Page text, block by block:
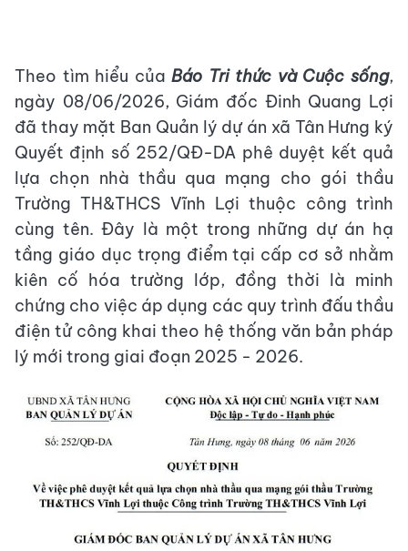
Theo tìm hiểu củaBáo Tri thức và Cuộc sống,
ngày 08/06/2026, Giám đốc Đinh Quang Lợi
đã thay mặt Ban Quản lý dự án xã Tân Hưng ký
Quyết định số 252/QĐ-DA phê duyệt kết quả
lựa chọn nhà thầu qua mạng cho gói thầu
Trường TH&THCS Vĩnh Lợi thuộc công trình
cùng tên. Đây là một trong những dự án hạ
tầng giáo dục trọng điểm tại cấp cơ sở nhằm
kiên cố hóa trường lớp, đồng thời là minh
chứng cho việc áp dụng các quy trình đấu thầu
điện tử công khai theo hệ thống văn bản pháp
lý mới trong giai đoạn 2025 - 2026.